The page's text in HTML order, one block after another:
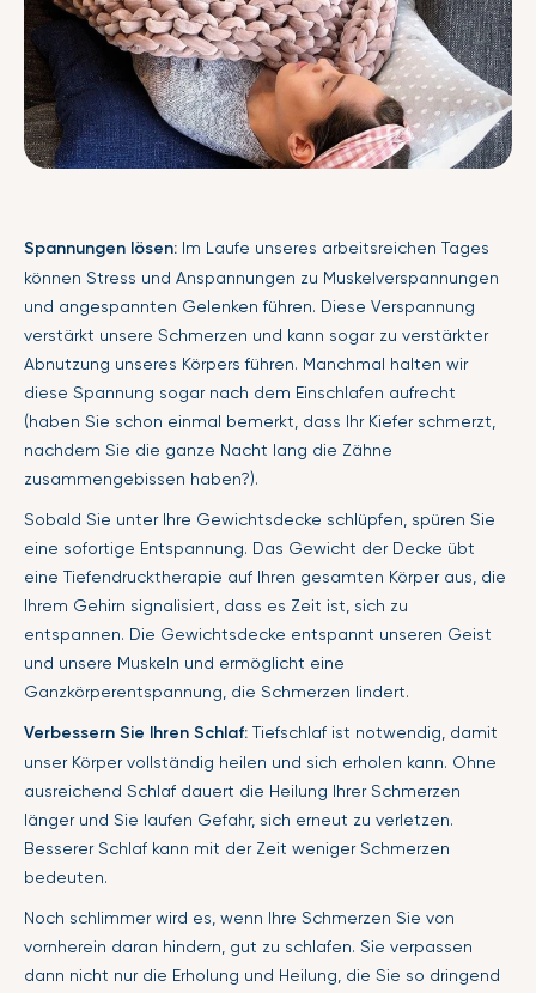
Spannungen lösen: Im Laufe unseres arbeitsreichen Tages
können Stress und Anspannungen zu Muskelverspannungen
und angespannten Gelenken führen. Diese Verspannung
verstärkt unsere Schmerzen und kann sogar zu verstärkter
Abnutzung unseres Körpers führen. Manchmal halten wir
diese Spannung sogar nach dem Einschlafen aufrecht
(haben Sie schon einmal bemerkt, dass Ihr Kiefer schmerzt,
nachdem Sie die ganze Nacht lang die Zähne
zusammengebissen haben?).
Sobald Sie unter Ihre Gewichtsdecke schlüpfen, spüren Sie
eine sofortige Entspannung. Das Gewicht der Decke übt
eine Tiefendrucktherapie auf Ihren gesamten Körper aus, die
Ihrem Gehirn signalisiert, dass es Zeit ist, sich zu
entspannen. Die Gewichtsdecke entspannt unseren Geist
und unsere Muskeln und ermöglicht eine
Ganzkörperentspannung, die Schmerzen lindert.
Verbessern Sie Ihren Schlaf: Tiefschlaf ist notwendig, damit
unser Körper vollständig heilen und sich erholen kann. Ohne
ausreichend Schlaf dauert die Heilung Ihrer Schmerzen
länger und Sie laufen Gefahr, sich erneut zu verletzen.
Besserer Schlaf kann mit der Zeit weniger Schmerzen
bedeuten.
Noch schlimmer wird es, wenn Ihre Schmerzen Sie von
vornherein daran hindern, gut zu schlafen. Sie verpassen
dann nicht nur die Erholung und Heilung, die Sie so dringend